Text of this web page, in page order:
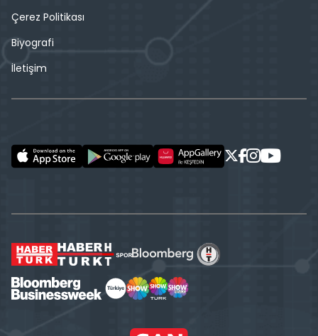
Çerez Politikası
Biyografi
İletişim